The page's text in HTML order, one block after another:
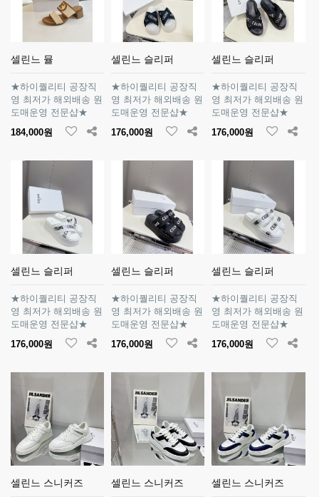
셀린느 뮬
★하이퀄리티 공장직
영 최저가 해외배송 원
도매운영 전문샵★
184,000원
셀린느 슬리퍼
★하이퀄리티 공장직
영 최저가 해외배송 원
도매운영 전문샵★
176,000원
셀린느 슬리퍼
★하이퀄리티 공장직
영 최저가 해외배송 원
도매운영 전문샵★
176,000원
셀린느 슬리퍼
★하이퀄리티 공장직
영 최저가 해외배송 원
도매운영 전문샵★
176,000원
셀린느 슬리퍼
★하이퀄리티 공장직
영 최저가 해외배송 원
도매운영 전문샵★
176,000원
셀린느 슬리퍼
★하이퀄리티 공장직
영 최저가 해외배송 원
도매운영 전문샵★
176,000원
셀린느 스니커즈 셀린느 스니커즈 셀린느 스니커즈